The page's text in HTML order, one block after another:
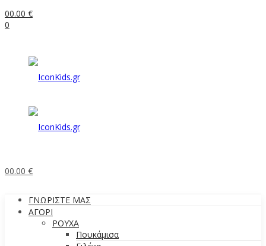
00.00 €
0
00.00 €
ΓΝΩΡΙΣΤΕ ΜΑΣ
ΑΓΟΡΙ
ΡΟΥΧΑ
Πουκάμισα